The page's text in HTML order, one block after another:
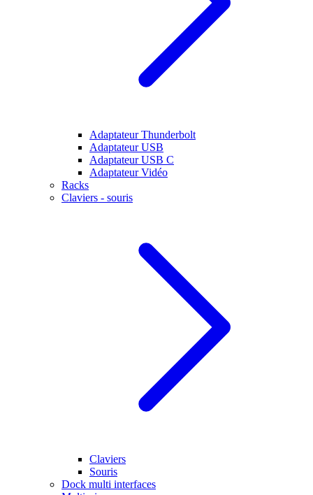
Adaptateur Thunderbolt
Adaptateur USB
Adaptateur USB C
Adaptateur Vidéo
Racks
Claviers - souris
Claviers
Souris
Dock multi interfaces